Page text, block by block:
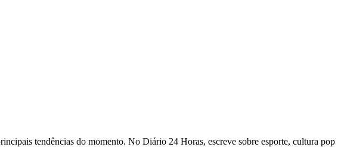
tendências do momento. No Diário 24 Horas, escreve sobre esporte, cultura pop